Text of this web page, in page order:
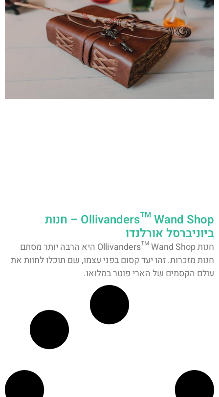
Ollivanders™ Wand Shop – חנות
ביוניברסל אורלנדו
חנות Ollivanders™ Wand Shop היא הרבה יותר מסתם
חנות מזכרות. זהו יעד קסום בפני עצמו, שם תוכלו לחוות את
עולם הקסמים של הארי פוטר במלואו.